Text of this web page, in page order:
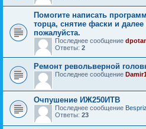
Помогите написать
торца, снятие фаски и
пожалуйста.
Последнее сообщение
Ответы: 2
Ремонт револьверной
Последнее сообщение
Очпушение ИЖ250ИТВ
Последнее сообщение
Ответы: 23